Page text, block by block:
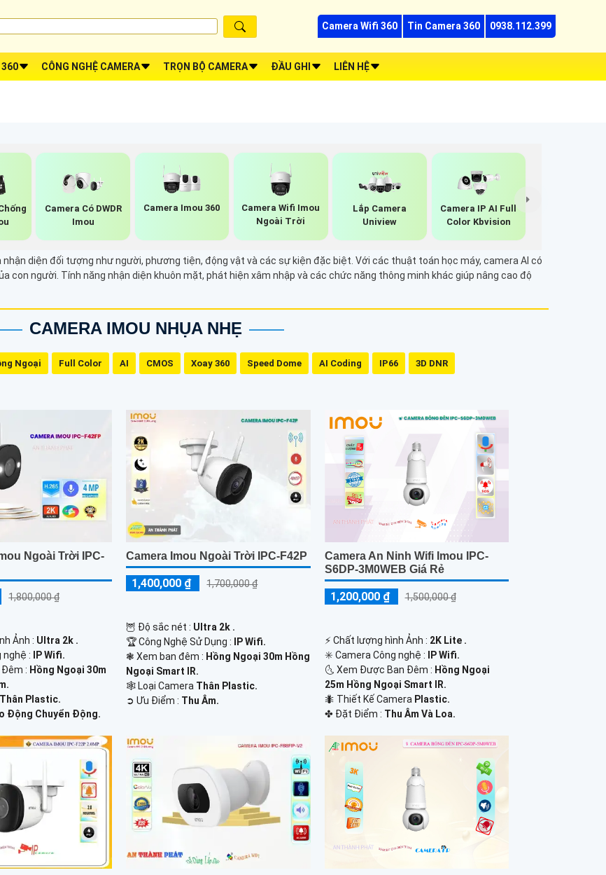
Camera Wifi 360 Tin Camera 360 0938.112.399
360 CÔNG NGHỆ CAMERA TRỌN BỘ CAMERA ĐẦU GHI LIÊN HỆ
Camera Có DWDR
Imou
Camera Imou 360
Camera Wifi Imou
Ngoài Trời
Lắp Camera
Uniview
Camera IP AI Full
Color Kbvision
diện đối tượng như người, phương tiện, động vật và các sự kiện đặc biệt. Với các thuật toán học máy, camera AI có
con người. Tính năng nhận diện khuôn mặt, phát hiện xâm nhập và các chức năng thông minh khác giúp nâng cao độ
CAMERA IMOU NHỤA NHẸ
Ngoại Full Color AI CMOS Xoay 360 Speed Dome AI Coding IP66 3D DNR
Ngoài Trời IPC-
1,800,000 ₫
Ảnh : Ultra 2k .
nghệ :
IP Wifi.
Đêm : Hồng Ngoại 30m
Thân Plastic.
Động Chuyển Động.
Camera Imou Ngoài Trời IPC-F42P
1,400,000 ₫ 1,700,000 ₫
🦉 Độ sắc nét : Ultra 2k .
🏆 Công Nghệ Sử Dụng :
IP Wifi.
❃ Xem ban đêm : Hồng Ngoại 30m Hồng
Ngoại Smart IR.
🕸️ Loại Camera Thân Plastic.
️➲ Ưu Điểm : Thu Âm.
Camera An Ninh Wifi Imou IPC-
S6DP-3M0WEB Giá Rẻ
1,200,000 ₫ 1,500,000 ₫
️⚡ Chất lượng hình Ảnh : 2K Lite .
✳️ Camera Công nghệ :
IP Wifi.
🌜 Xem Được Ban Đêm : Hồng Ngoại
25m Hồng Ngoại Smart IR.
🐜 Thiết Kế Camera Plastic.
️✤ Đặt Điểm : Thu Âm Và Loa.